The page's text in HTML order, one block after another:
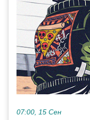
07:00, 15 Сен